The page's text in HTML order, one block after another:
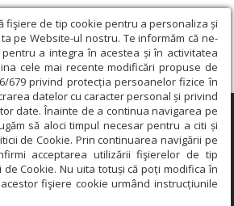
fişiere de tip cookie pentru a personaliza și
pe Website-ul nostru. Te informăm că ne-
a integra în acestea și în activitatea
cele mai recente modificări propuse de
679 privind protecția persoanelor fizice în
datelor cu caracter personal și privind
date. Înainte de a continua navigarea pe
să aloci timpul necesar pentru a citi și
de Cookie. Prin continuarea navigării pe
acceptarea utilizării fişierelor de tip
Cookie. Nu uita totuși că poți modifica în
fişiere cookie urmând instrucțiunile
×